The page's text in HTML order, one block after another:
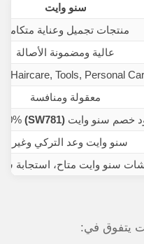
سنو وايت
منتجات تجميل وعناية متكاملة
عالية ومضمونة الأصالة
معقولة ومنافسة
خصم سنو وايت (SW781)
سنو وايت وعد التركي وغيرها
سنو وايت متاح، استجابة
يتفوق في: